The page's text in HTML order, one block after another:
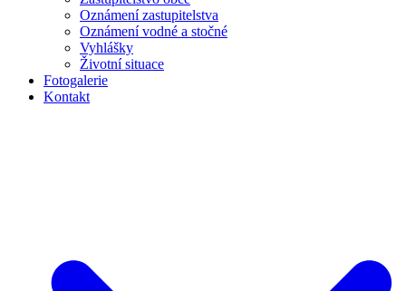
Oznámení zastupitelstva
Oznámení vodné a stočné
Vyhlášky
Životní situace
Fotogalerie
Kontakt